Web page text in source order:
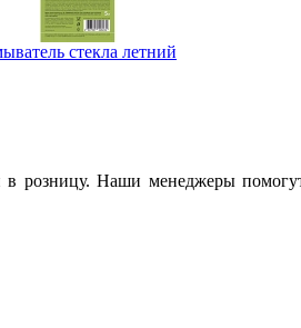
стекла летний
розницу. Наши менеджеры